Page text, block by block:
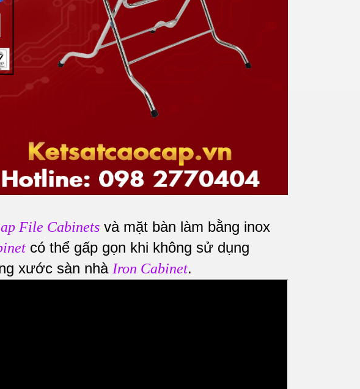
File Cabinets và mặt bàn làm bằng inox
có thể gấp gọn khi không sử dụng
xước sàn nhà Iron Cabinet.